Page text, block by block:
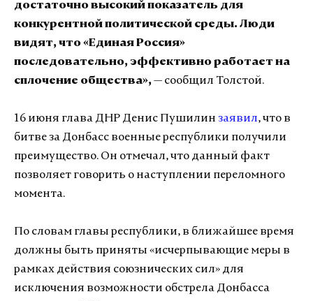
достаточно высокий показатель для
конкурентной политической среды. Люди
видят, что «Единая Россия»
последовательно, эффективно работает на
сплочение общества», — сообщил Толстой.
16 июня глава ДНР Денис Пушилин заявил, что в
битве за Донбасс военные республики получили
преимущество. Он отмечал, что данный факт
позволяет говорить о наступлении переломного
момента.
По словам главы республики, в ближайшее время
должны быть приняты «исчерпывающие меры в
рамках действия союзнических сил» для
исключения возможности обстрела Донбасса